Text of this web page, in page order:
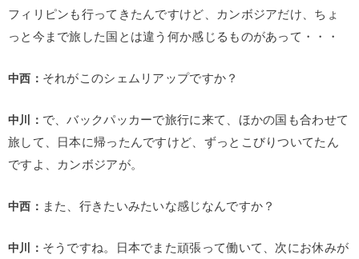
フィリピンも行ってきたんですけど、カンボジアだけ、ちょ
っと今まで旅した国とは違う何か感じるものがあって・・・
中西： それがこのシェムリアップですか？
中川： で、バックパッカーで旅行に来て、ほかの国も合わせて
旅して、日本に帰ったんですけど、ずっとこびりついてたん
ですよ、カンボジアが。
中西： また、行きたいみたいな感じなんですか？
中川： そうですね。日本でまた頑張って働いて、次にお休みが